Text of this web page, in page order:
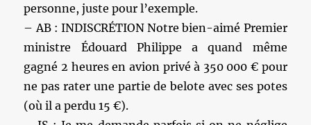
personne, juste pour l’exemple.
– AB : INDISCRÉTION Notre bien-aimé Premier
ministre Édouard Philippe a quand même
gagné 2 heures en avion privé à 350 000 € pour
ne pas rater une partie de belote avec ses potes
(où il a perdu 15 €).